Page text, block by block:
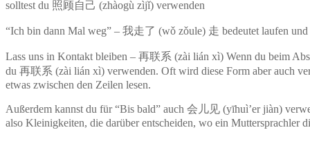
solltest du 照顾自己 (zhàogù zìjǐ) verwenden
“Ich bin dann Mal weg” – 我走了 (wǒ zǒule) 走 bedeutet laufen
Lass uns in Kontakt bleiben – 再联系 (zài lián xì) Wenn du beim
du 再联系 (zài lián xì) verwenden. Oft wird diese Form aber auch
etwas zwischen den Zeilen lesen.
Außerdem kannst du für “Bis bald” auch 会儿见 (yīhuì’er jiàn)
also Kleinigkeiten, die darüber entscheiden, wo ein Muttersprachler